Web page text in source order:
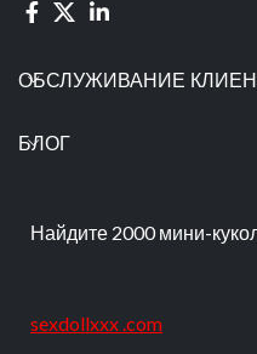
ОБСЛУЖИВАНИЕ
БЛОГ
Найдите 2000 мини-
sexdollxxx .com